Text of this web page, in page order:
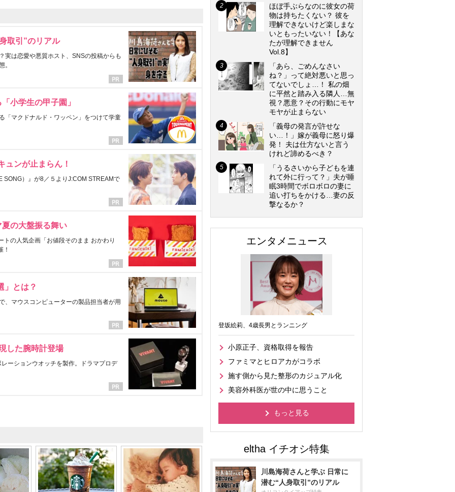
取引”のリアル
実は恋愛や悪質ホスト、SNSの投稿からも
。
小学生の甲子園」
「マクドナルド・ワッペン」をつけて学童
ュンが止まらん！
SONG）』が8／５よりJ:COM STREAMで
の大盤振る舞い
の人気企画「お値段そのまま おかわり
！
」とは？
、マウスコンピューターの製品担当者が用
した腕時計登場
ーションウオッチを製作。ドラマプロデ
ほぼ手ぶらなのに彼女の荷
物は持ちたくない？ 彼を
理解できないけど楽しまな
いともったいない！【あな
たが理解できません
Vol.8】
「あら、ごめんなさい
ね？」って絶対悪いと思っ
てないでしょ…！ 私の畑
に平然と踏み入る隣人…無
視？悪意？その行動にモヤ
モヤが止まらない
「義母の発言が許せな
い…！」嫁が義母に怒り爆
発！ 夫は仕方ないと言う
けれど諦めるべき？
「うるさいから子どもを連
れて外に行って？」夫が睡
眠3時間でボロボロの妻に
追い打ちをかける…妻の反
撃なるか？
エンタメニュース
登坂絵莉、4歳長男とランニング
小原正子、資格取得を報告
ファミマとヒロアカがコラボ
施す側から見た整形のカジュアル化
美容外科医が世の中に思うこと
もっと見る
川島海荷さんと学ぶ 日常に
潜む“人身取引”のリアル